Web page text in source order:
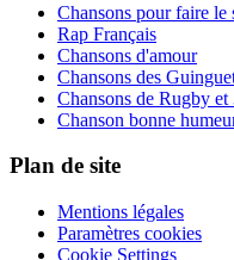
Chansons pour faire le
Rap Français
Chansons d'amour
Chansons des
Chansons de Rugby et
Chanson bonne
Plan de site
Mentions légales
Paramètres cookies
Cookie Settings